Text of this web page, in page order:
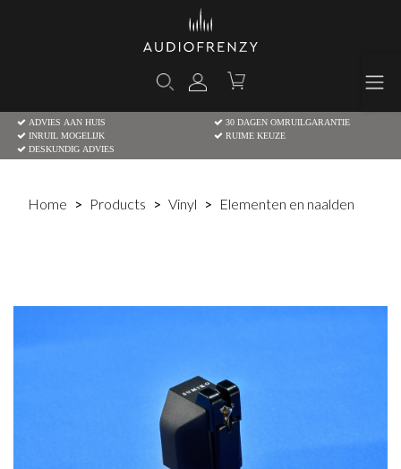
ADVIES AAN HUIS
30 DAGEN OMRUILGARANTIE
INRUIL MOGELIJK
RUIME KEUZE
DESKUNDIG ADVIES
Home Products Vinyl Elementen en naalden